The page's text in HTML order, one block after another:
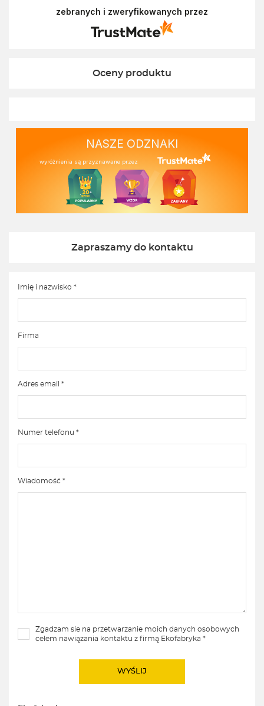
doświadczeniem. Z pozdrowieniami, Zespół
zebranych i zweryfikowanych przez
Oceny produktu
NASZE ODZNAKI
wyróżnienia są przyznawane przez
Zapraszamy do kontaktu
Imię i nazwisko *
Firma
Adres email *
Numer telefonu *
Wiadomość *
Zgadzam sie na przetwarzanie moich danych osobowych
celem nawiązania kontaktu z firmą Ekofabryka *